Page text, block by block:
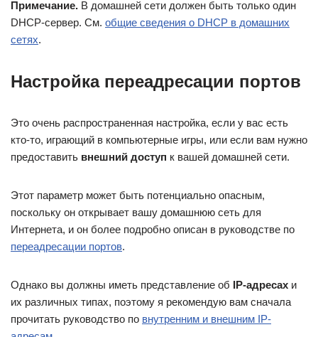
Примечание. В домашней сети должен быть только один
DHCP-сервер. См. общие сведения о DHCP в домашних
сетях.
Настройка переадресации портов
Это очень распространенная настройка, если у вас есть
кто-то, играющий в компьютерные игры, или если вам нужно
предоставить внешний доступ к вашей домашней сети.
Этот параметр может быть потенциально опасным,
поскольку он открывает вашу домашнюю сеть для
Интернета, и он более подробно описан в руководстве по
переадресации портов.
Однако вы должны иметь представление об IP-адресах и
их различных типах, поэтому я рекомендую вам сначала
прочитать руководство по внутренним и внешним IP-